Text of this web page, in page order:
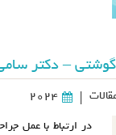
– دکتر
|
2024
در ارتباط با عمل